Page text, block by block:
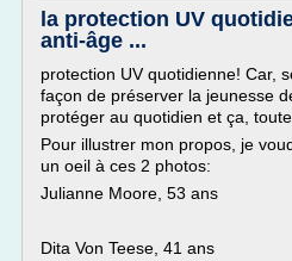
la protection UV
anti-âge ...
protection UV quotidienne! Car,
façon de préserver la jeunesse
protéger au quotidien et ça,
Pour illustrer mon propos, je
un oeil à ces 2 photos:
Julianne Moore, 53 ans
Dita Von Teese, 41 ans